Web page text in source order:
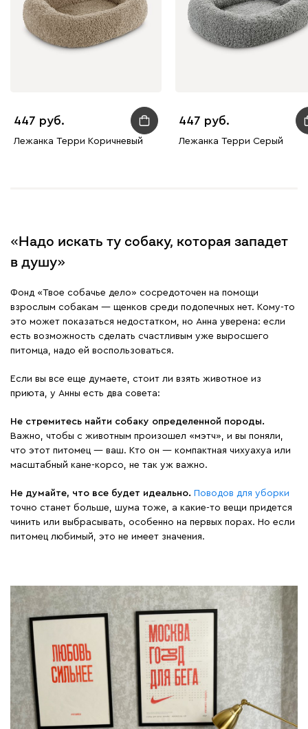
447
Лежанка Терри Коричневый
447
Лежанка Терри Серый
«Надо искать ту собаку, которая западет
в душу»
Фонд «Твое собачье дело» сосредоточен на помощи
взрослым собакам — щенков среди подопечных нет. Кому-то
это может показаться недостатком, но Анна уверена: если
есть возможность сделать счастливым уже выросшего
питомца, надо ей воспользоваться.
Если вы все еще думаете, стоит ли взять животное из
приюта, у Анны есть два совета:
Не стремитесь найти собаку определенной породы.
Важно, чтобы с животным произошел «мэтч», и вы поняли,
что этот питомец — ваш. Кто он — компактная чихуахуа или
масштабный кане-корсо, не так уж важно.
Не думайте, что все будет идеально. Поводов для уборки
точно станет больше, шума тоже, а какие-то вещи придется
чинить или выбрасывать, особенно на первых порах. Но если
питомец любимый, это не имеет значения.